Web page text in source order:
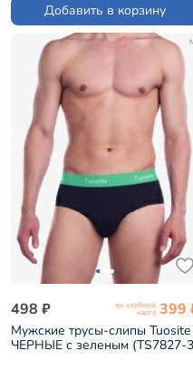
Добавить в корзину
498 ₽ по клубной
карте 399
Мужские трусы-слипы Tuosite
ЧЕРНЫЕ с зеленым (TS7827-